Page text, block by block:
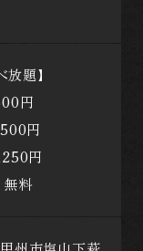
放題】
円
円
円
料